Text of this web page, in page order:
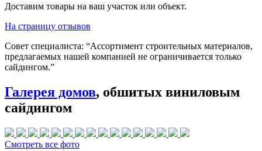
Доставим товары на ваш участок или объект.
На страницу отзывов
Совет специалиста: “Ассортимент строительных материалов,
предлагаемых нашей компанией не ограничивается только
сайдингом.”
Галерея домов, обшитых виниловым
сайдингом
Смотреть все фото